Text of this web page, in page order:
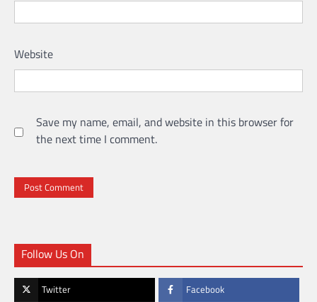
Website
Save my name, email, and website in this browser for
the next time I comment.
Follow Us On
Twitter Facebook